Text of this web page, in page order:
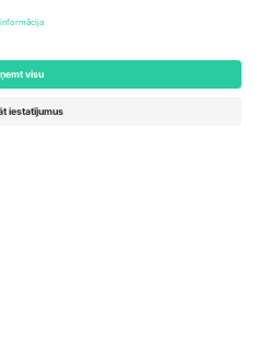
London, EC1V 1AW, United
Kingdom